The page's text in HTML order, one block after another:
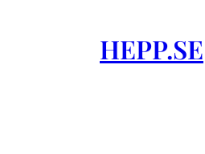
HEPP.SE